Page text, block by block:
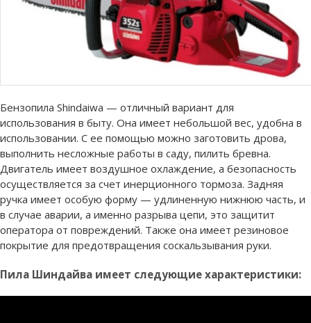
Бензопила Shindaiwa — отличный вариант для
использования в быту. Она имеет небольшой вес, удобна в
использовании. С ее помощью можно заготовить дрова,
выполнить несложные работы в саду, пилить бревна.
Двигатель имеет воздушное охлаждение, а безопасность
осуществляется за счет инерционного тормоза. Задняя
ручка имеет особую форму — удлиненную нижнюю часть, и
в случае аварии, а именно разрыва цепи, это защитит
оператора от повреждений. Также она имеет резиновое
покрытие для предотвращения соскальзывания руки.
Пила Шиндайва имеет следующие характеристики: